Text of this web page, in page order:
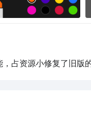
占资源小修复了旧